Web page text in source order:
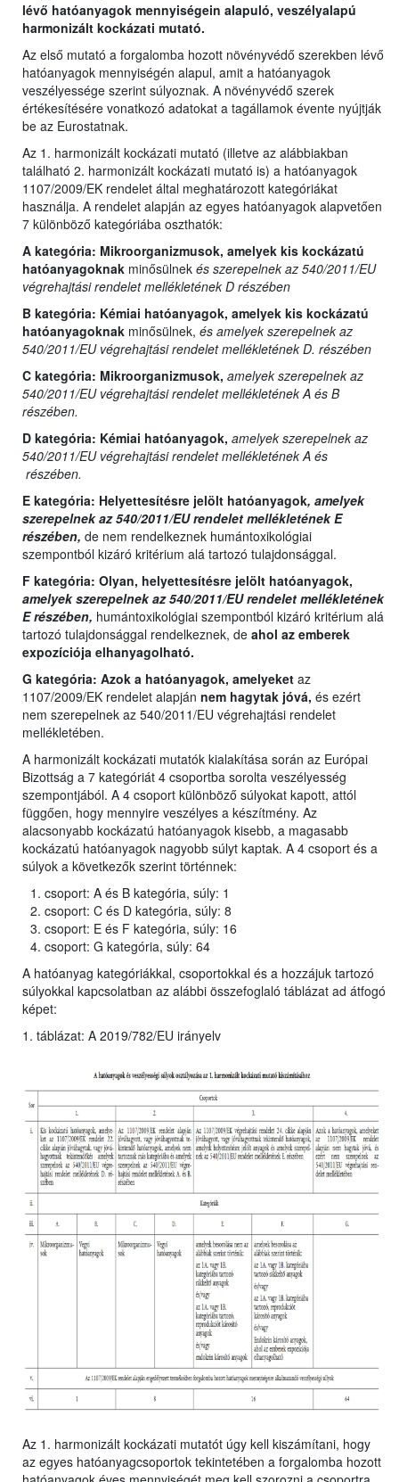
lévő hatóanyagok mennyiségein alapuló, veszélyalapú
harmonizált kockázati mutató.
Az első mutató a forgalomba hozott növényvédő szerekben lévő
hatóanyagok mennyiségén alapul, amit a hatóanyagok
veszélyessége szerint súlyoznak. A növényvédő szerek
értékesítésére vonatkozó adatokat a tagállamok évente nyújtják
be az Eurostatnak.
Az 1. harmonizált kockázati mutató (illetve az alábbiakban
található 2. harmonizált kockázati mutató is) a hatóanyagok
1107/2009/EK rendelet által meghatározott kategóriákat
használja. A rendelet alapján az egyes hatóanyagok alapvetően
7 különböző kategóriába oszthatók:
A kategória: Mikroorganizmusok, amelyek kis kockázatú
hatóanyagoknak minősülnek és szerepelnek az 540/2011/EU
végrehajtási rendelet mellékletének D részében
B kategória: Kémiai hatóanyagok, amelyek kis kockázatú
hatóanyagoknak minősülnek, és amelyek szerepelnek az
540/2011/EU végrehajtási rendelet mellékletének D. részében
C kategória: Mikroorganizmusok, amelyek szerepelnek az
540/2011/EU végrehajtási rendelet mellékletének A és B
részében.
D kategória: Kémiai hatóanyagok, amelyek szerepelnek az
540/2011/EU végrehajtási rendelet mellékletének A és
részében.
E kategória: Helyettesítésre jelölt hatóanyagok, amelyek
szerepelnek az 540/2011/EU rendelet mellékletének E
részében, de nem rendelkeznek humántoxikológiai
szempontból kizáró kritérium alá tartozó tulajdonsággal.
F kategória: Olyan, helyettesítésre jelölt hatóanyagok,
amelyek szerepelnek az 540/2011/EU rendelet mellékletének
E részében, humántoxikológiai szempontból kizáró kritérium alá
tartozó tulajdonsággal rendelkeznek, de ahol az emberek
expozíciója elhanyagolható.
G kategória: Azok a hatóanyagok, amelyeket az
1107/2009/EK rendelet alapján nem hagytak jóvá, és ezért
nem szerepelnek az 540/2011/EU végrehajtási rendelet
mellékletében.
A harmonizált kockázati mutatók kialakítása során az Európai
Bizottság a 7 kategóriát 4 csoportba sorolta veszélyesség
szempontjából. A 4 csoport különböző súlyokat kapott, attól
függően, hogy mennyire veszélyes a készítmény. Az
alacsonyabb kockázatú hatóanyagok kisebb, a magasabb
kockázatú hatóanyagok nagyobb súlyt kaptak. A 4 csoport és a
súlyok a következők szerint történnek:
csoport: A és B kategória, súly: 1
csoport: C és D kategória, súly: 8
csoport: E és F kategória, súly: 16
csoport: G kategória, súly: 64
A hatóanyag kategóriákkal, csoportokkal és a hozzájuk tartozó
súlyokkal kapcsolatban az alábbi összefoglaló táblázat ad átfogó
képet:
1. táblázat: A 2019/782/EU irányelv
Az 1. harmonizált kockázati mutatót úgy kell kiszámítani, hogy
az egyes hatóanyagcsoportok tekintetében a forgalomba hozott